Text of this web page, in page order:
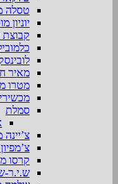
טסלה
יוניון
קבוצת
מאיר
מטרו
סמלת
קרסו
ש.י.ר-